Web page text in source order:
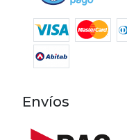
Envíos